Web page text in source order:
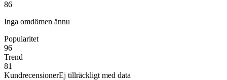
86
Inga omdömen ännu
Popularitet
96
Trend
81
KundrecensionerEj tillräckligt med data